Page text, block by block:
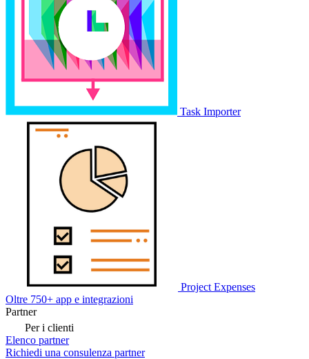
Task Importer
Project Expenses
Oltre 750+ app e integrazioni
Partner
Per i clienti
Elenco partner
Richiedi una consulenza partner